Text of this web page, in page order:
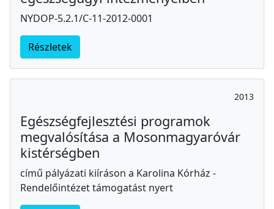
NYDOP-5.2.1/C-11-2012-0001
Részletek
2013
Egészségfejlesztési programok
megvalósítása a Mosonmagyaróvár
kistérségben
című pályázati kiíráson a Karolina Kórház -
Rendelőintézet támogatást nyert